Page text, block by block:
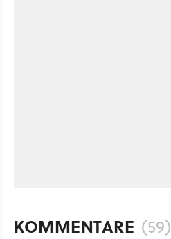
KOMMENTARE (59)